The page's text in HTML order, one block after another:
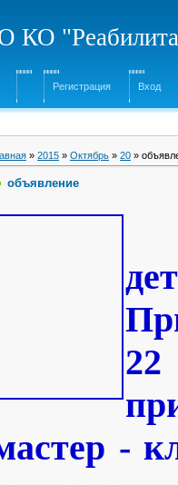
КО
Регистрация Вход
» 2015 » Октябрь » 20 »
объявление
22
-